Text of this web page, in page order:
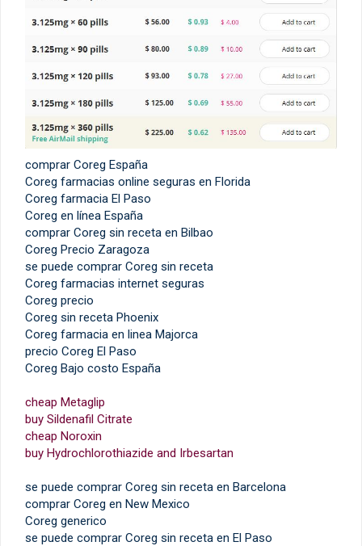
comprar Coreg España
Coreg farmacias online seguras en Florida
Coreg farmacia El Paso
Coreg en línea España
comprar Coreg sin receta en Bilbao
Coreg Precio Zaragoza
se puede comprar Coreg sin receta
Coreg farmacias internet seguras
Coreg precio
Coreg sin receta Phoenix
Coreg farmacia en linea Majorca
precio Coreg El Paso
Coreg Bajo costo España
cheap Metaglip
buy Sildenafil Citrate
cheap Noroxin
buy Hydrochlorothiazide and Irbesartan
se puede comprar Coreg sin receta en Barcelona
comprar Coreg en New Mexico
Coreg generico
se puede comprar Coreg sin receta en El Paso